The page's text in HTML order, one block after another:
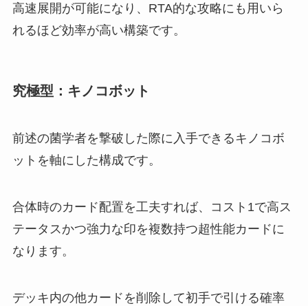
高速展開が可能になり、RTA的な攻略にも用いら
れるほど効率が高い構築です。
究極型：キノコボット
前述の菌学者を撃破した際に入手できるキノコボ
ットを軸にした構成です。
合体時のカード配置を工夫すれば、コスト1で高ス
テータスかつ強力な印を複数持つ超性能カードに
なります。
デッキ内の他カードを削除して初手で引ける確率